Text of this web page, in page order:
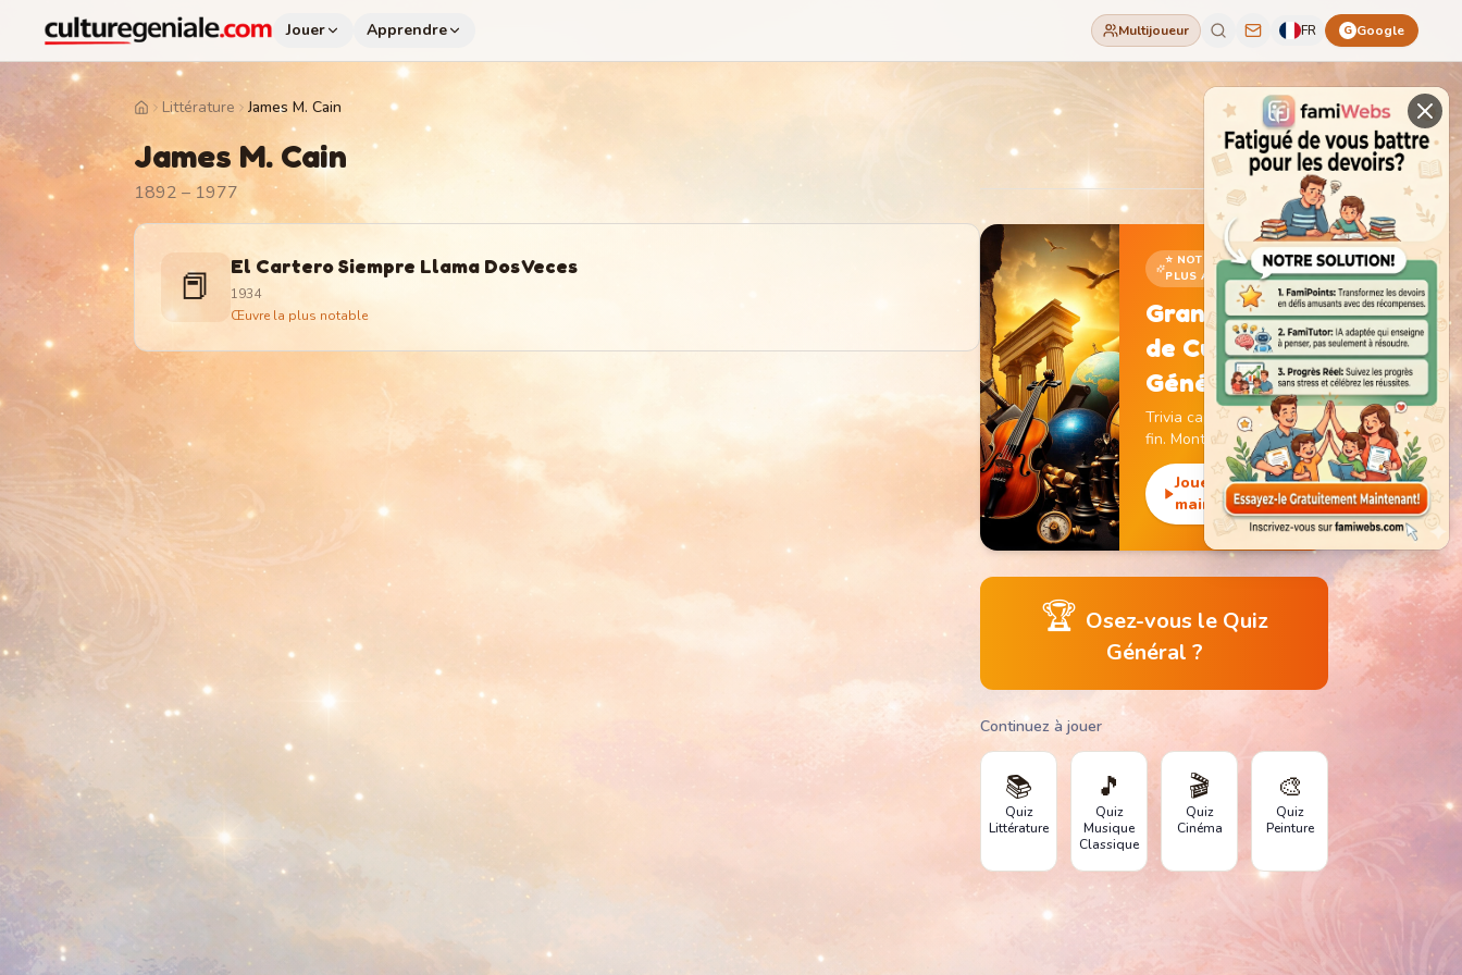
Jouer Apprendre Multijoueur FR G Google
HomeLittérature James M. Cain
James M. Cain
1892 – 1977
📕 El Cartero Siempre Llama Dos Veces
1934
Œuvre la plus notable
⭐ NOTRE JEU LE
PLUS ADDICTIF
Grand Jeu
de Culture
Générale
Trivia captivant sans
fin. Monte de niveau,
gagne des pièces et
débloque des
monuments
emblématiques.
Jouer
maintenant
🏆 Osez-vous le Quiz
Général ?
Continuez à jouer
📚
Quiz
Littérature
🎵
Quiz
Musique
Classique
🎬
Quiz
Cinéma
🎨
Quiz
Peinture